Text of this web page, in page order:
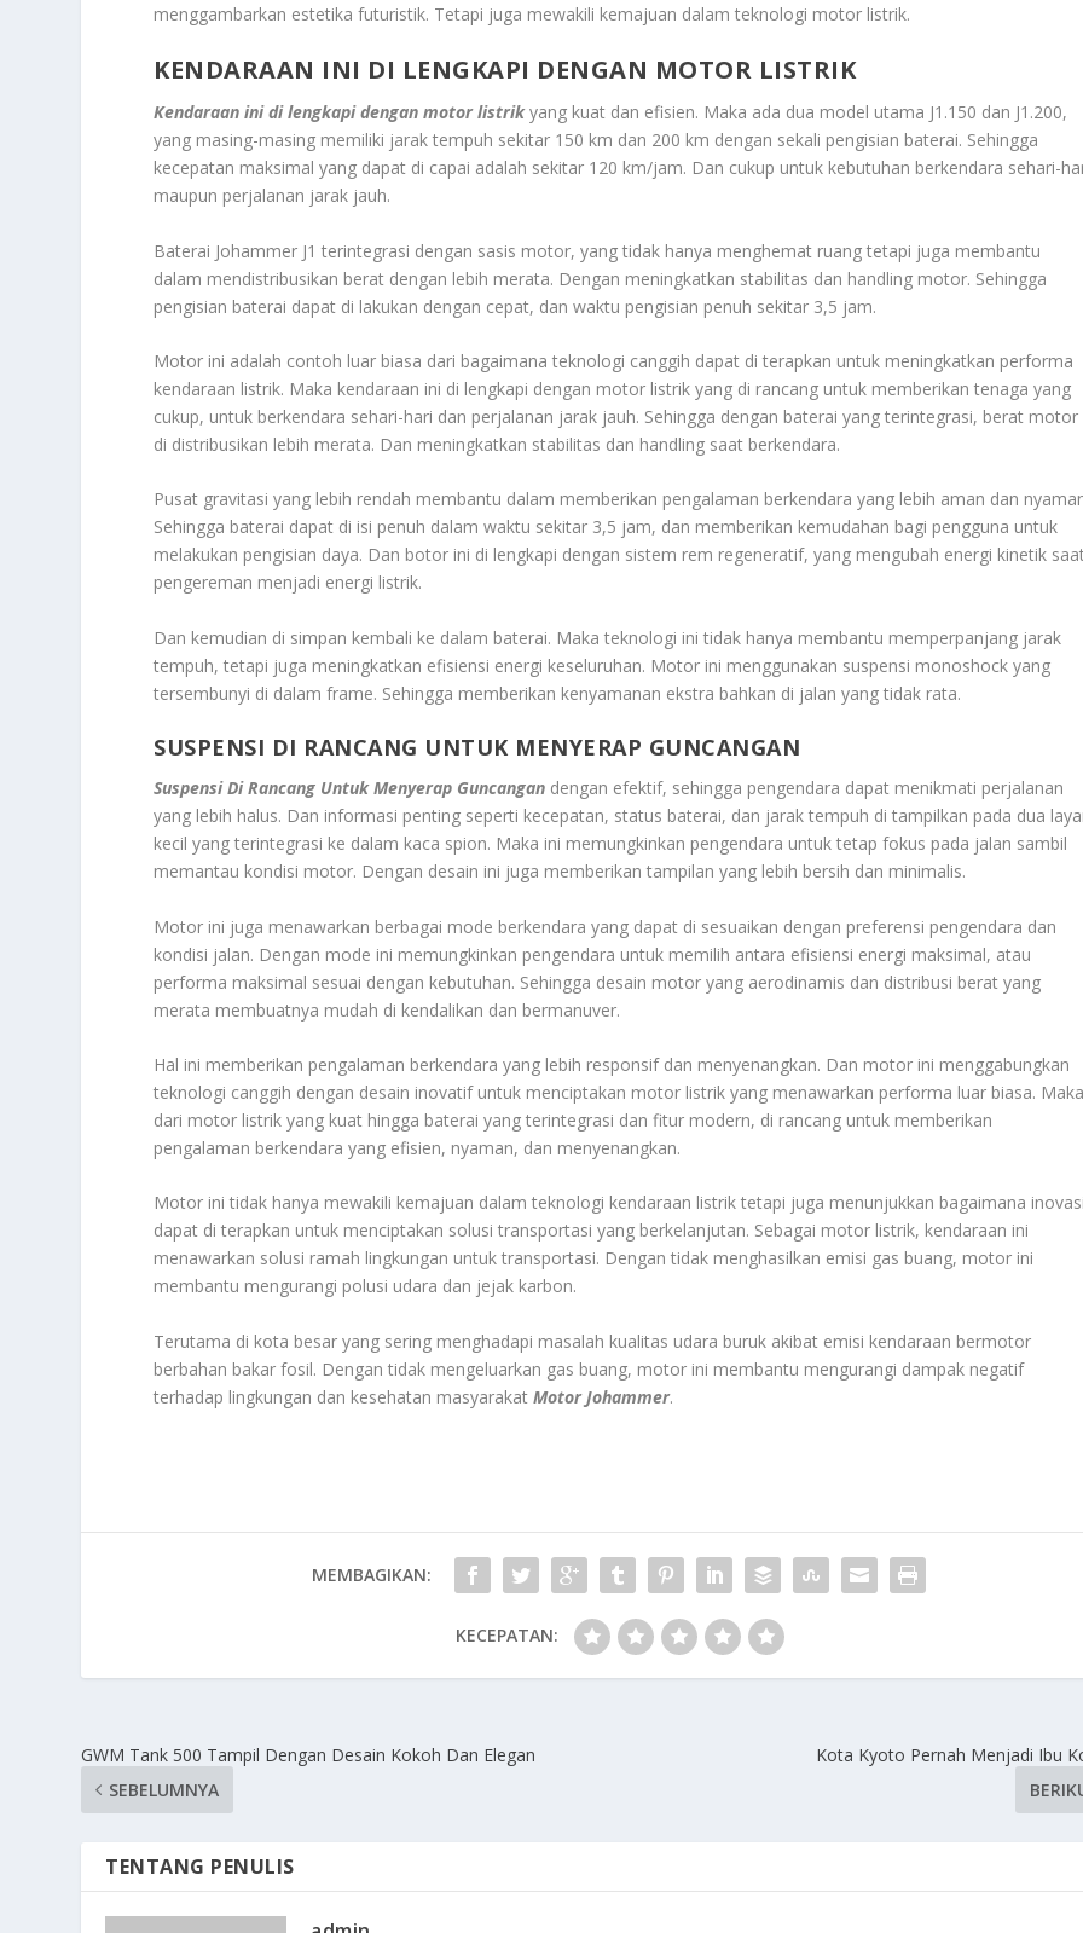
menggambarkan estetika futuristik. Tetapi juga mewakili kemajuan dalam teknologi motor listrik.
KENDARAAN INI DI LENGKAPI DENGAN MOTOR LISTRIK
Kendaraan ini di lengkapi dengan motor listrikyang kuat dan efisien. Maka ada dua model utama J1.150 dan J1.200,
yang masing-masing memiliki jarak tempuh sekitar 150 km dan 200 km dengan sekali pengisian baterai. Sehingga
kecepatan maksimal yang dapat di capai adalah sekitar 120 km/jam. Dan cukup untuk kebutuhan berkendara sehari-
maupun perjalanan jarak jauh.
Baterai Johammer J1 terintegrasi dengan sasis motor, yang tidak hanya menghemat ruang tetapi juga membantu
dalam mendistribusikan berat dengan lebih merata. Dengan meningkatkan stabilitas dan handling motor. Sehingga
pengisian baterai dapat di lakukan dengan cepat, dan waktu pengisian penuh sekitar 3,5 jam.
Motor ini adalah contoh luar biasa dari bagaimana teknologi canggih dapat di terapkan untuk meningkatkan performa
kendaraan listrik. Maka kendaraan ini di lengkapi dengan motor listrik yang di rancang untuk memberikan tenaga yang
cukup, untuk berkendara sehari-hari dan perjalanan jarak jauh. Sehingga dengan baterai yang terintegrasi, berat motor
di distribusikan lebih merata. Dan meningkatkan stabilitas dan handling saat berkendara.
Pusat gravitasi yang lebih rendah membantu dalam memberikan pengalaman berkendara yang lebih aman dan
Sehingga baterai dapat di isi penuh dalam waktu sekitar 3,5 jam, dan memberikan kemudahan bagi pengguna untuk
melakukan pengisian daya. Dan botor ini di lengkapi dengan sistem rem regeneratif, yang mengubah energi kinetik
pengereman menjadi energi listrik.
Dan kemudian di simpan kembali ke dalam baterai. Maka teknologi ini tidak hanya membantu memperpanjang jarak
tempuh, tetapi juga meningkatkan efisiensi energi keseluruhan. Motor ini menggunakan suspensi monoshock yang
tersembunyi di dalam frame. Sehingga memberikan kenyamanan ekstra bahkan di jalan yang tidak rata.
SUSPENSI DI RANCANG UNTUK MENYERAP GUNCANGAN
Suspensi Di Rancang Untuk Menyerap Guncangan dengan efektif, sehingga pengendara dapat menikmati perjalanan
yang lebih halus. Dan informasi penting seperti kecepatan, status baterai, dan jarak tempuh di tampilkan pada dua
kecil yang terintegrasi ke dalam kaca spion. Maka ini memungkinkan pengendara untuk tetap fokus pada jalan sambil
memantau kondisi motor. Dengan desain ini juga memberikan tampilan yang lebih bersih dan minimalis.
Motor ini juga menawarkan berbagai mode berkendara yang dapat di sesuaikan dengan preferensi pengendara dan
kondisi jalan. Dengan mode ini memungkinkan pengendara untuk memilih antara efisiensi energi maksimal, atau
performa maksimal sesuai dengan kebutuhan. Sehingga desain motor yang aerodinamis dan distribusi berat yang
merata membuatnya mudah di kendalikan dan bermanuver.
Hal ini memberikan pengalaman berkendara yang lebih responsif dan menyenangkan. Dan motor ini menggabungkan
teknologi canggih dengan desain inovatif untuk menciptakan motor listrik yang menawarkan performa luar biasa.
dari motor listrik yang kuat hingga baterai yang terintegrasi dan fitur modern, di rancang untuk memberikan
pengalaman berkendara yang efisien, nyaman, dan menyenangkan.
Motor ini tidak hanya mewakili kemajuan dalam teknologi kendaraan listrik tetapi juga menunjukkan bagaimana
dapat di terapkan untuk menciptakan solusi transportasi yang berkelanjutan. Sebagai motor listrik, kendaraan ini
menawarkan solusi ramah lingkungan untuk transportasi. Dengan tidak menghasilkan emisi gas buang, motor ini
membantu mengurangi polusi udara dan jejak karbon.
Terutama di kota besar yang sering menghadapi masalah kualitas udara buruk akibat emisi kendaraan bermotor
berbahan bakar fosil. Dengan tidak mengeluarkan gas buang, motor ini membantu mengurangi dampak negatif
terhadap lingkungan dan kesehatan masyarakatMotor Johammer.
MEMBAGIKAN:
KECEPATAN:
GWM Tank 500 Tampil Dengan Desain Kokoh Dan Elegan
SEBELUMNYA
Kota Kyoto Pernah Menjadi Ibu
TENTANG PENULIS